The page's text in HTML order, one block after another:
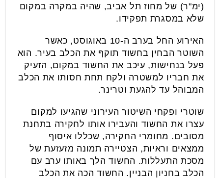
(ימ"ר) של מחוז תל אביב, שהיה במקרה במקום
שלא במסגרת תפקידו.
האירוע החל בערב ה-10 באוגוסט, כאשר
השוטר הבחין בחשוד תוקף את הכלב בעיר. הוא
פעל בנחישות, עיכב את החשוד במקום, הזעיק
את חבריו למשטרה ולקח תחת חסותו את הכלב
המבוהל עד להגעת וטרינר.
שוטרי ופקחי השיטור העירוני שהגיעו למקום
עצרו את החשוד והעבירו אותו לחקירה בתחנת
מסובים. מחומרי החקירה, שכללו איסוף
ממצאים וראיות, הצטיירה תמונה מזעזעת של
מסכת התעללות. החשוד הלך באותו ערב עם
הכלב בחניון הבניין. החשוד הכה את הכלב